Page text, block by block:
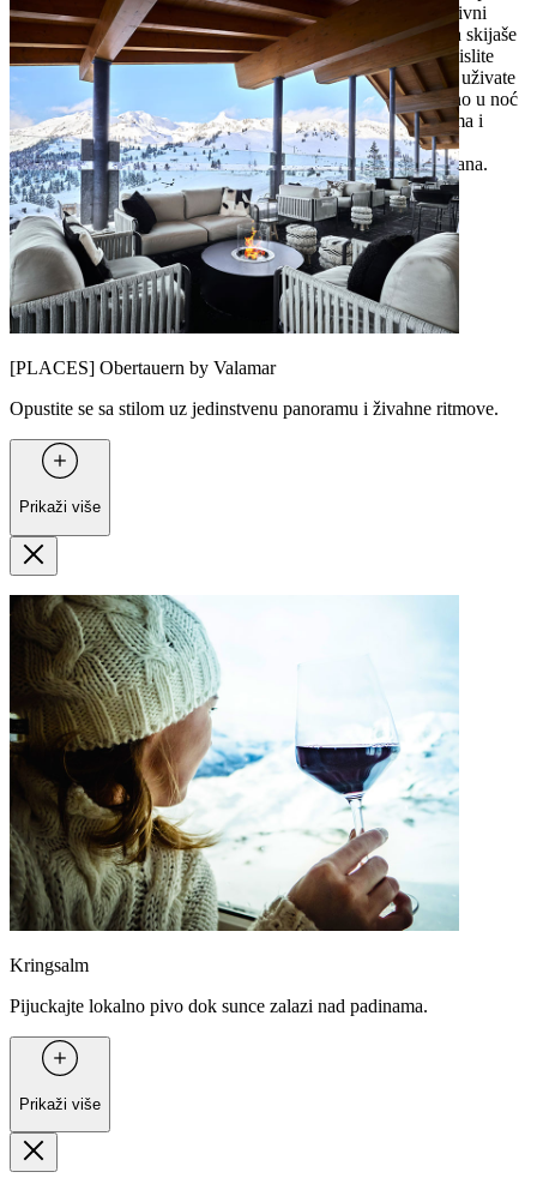
Après-Ski scene u najboljim barovima Obertauerna. Ovaj divni
običaj, poznat na njemačkom kao Einkehrschwung, okuplja skijaše
kako bi se opustili u šarmantnim planinskim kolibama. Zamislite
kako ispijate toplo kuhano vino na terasi okupanoj suncem, uživate
u lokalnim delicijama uz pucketanje vatre ili plešete do kasno u noć
uz živu glazbu i DJ-eve. Uz maštovita pića poput Heiße Oma i
Jagatee, kao i klasične koktele i vrhunski šampanjac, barovi
Obertauerna obećavaju savršen kraj uzbudljivog zimskog dana.
[PLACES] Obertauern by Valamar
Opustite se sa stilom uz jedinstvenu panoramu i živahne ritmove.
Prikaži više
Kringsalm
Pijuckajte lokalno pivo dok sunce zalazi nad padinama.
Prikaži više